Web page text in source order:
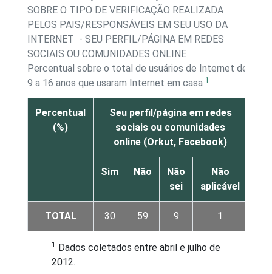
SOBRE O TIPO DE VERIFICAÇÃO REALIZADA
PELOS PAIS/RESPONSÁVEIS EM SEU USO DA
INTERNET - SEU PERFIL/PÁGINA EM REDES
SOCIAIS OU COMUNIDADES ONLINE
Percentual sobre o total de usuários de Internet de
9 a 16 anos que usaram Internet em casa 1
Percentual
(%)
Seu perfil/página em redes
sociais ou comunidades
online (Orkut, Facebook)
Sim Não
Não
sei
Não
aplicável
TOTAL 30 59 9 1
1 Dados coletados entre abril e julho de
2012.